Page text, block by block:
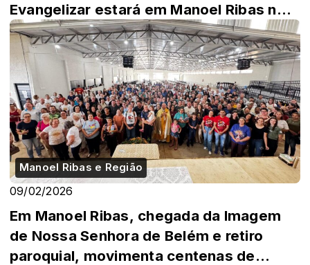
Evangelizar estará em Manoel Ribas no
dia 28.
Manoel Ribas e Região
09/02/2026
Em Manoel Ribas, chegada da Imagem
de Nossa Senhora de Belém e retiro
paroquial, movimenta centenas de